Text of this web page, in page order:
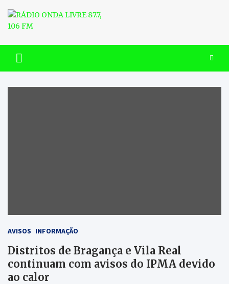
content
RÁDIO ONDA LIVRE 87.7, 106
FM
AVISOS INFORMAÇÃO
Distritos de Bragança e Vila Real
continuam com avisos do IPMA devido
ao calor